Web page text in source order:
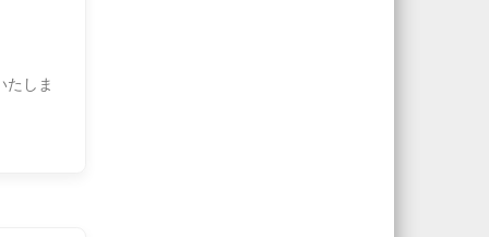
たしま